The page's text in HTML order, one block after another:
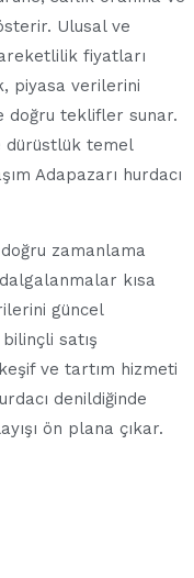
Ulusal ve
fiyatları
piyasa verilerini
doğru teklifler sunar.
dürüstlük temel
Adapazarı hurdacı
zamanlama
kısa
güncel
satış
ve tartım hizmeti
denildiğinde
ön plana çıkar.